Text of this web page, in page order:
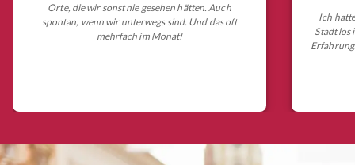
Orte, die wir sonst nie gesehen hätten. Auch
spontan, wenn wir unterwegs sind. Und das oft
mehrfach im Monat!
Ich
Stadt los